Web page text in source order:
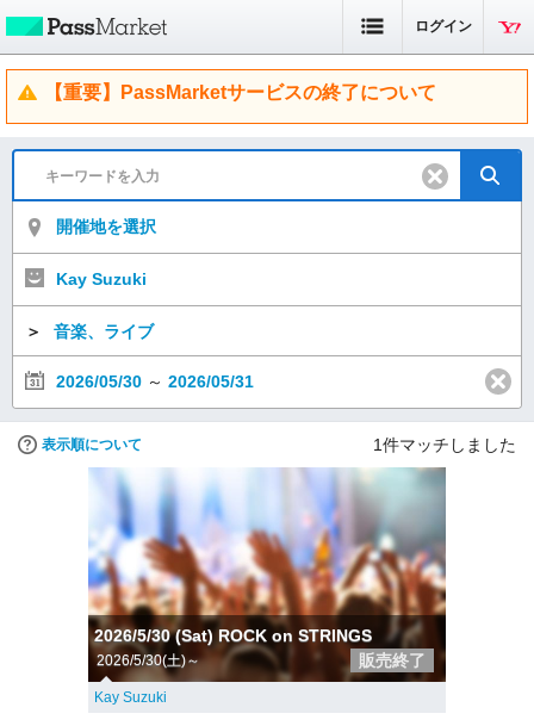
ログイン
【重要】PassMarketサービスの終了について
開催地を選択
Kay Suzuki
＞ 音楽、ライブ
2026/05/30 ～ 2026/05/31
表示順について 1件マッチしました
2026/5/30 (Sat) ROCK on STRINGS
2026/5/30(土)～ 販売終了
Kay Suzuki